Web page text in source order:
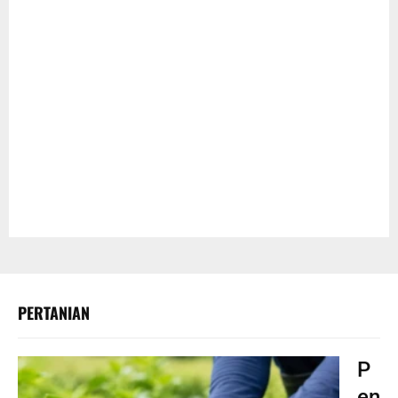
PERTANIAN
P